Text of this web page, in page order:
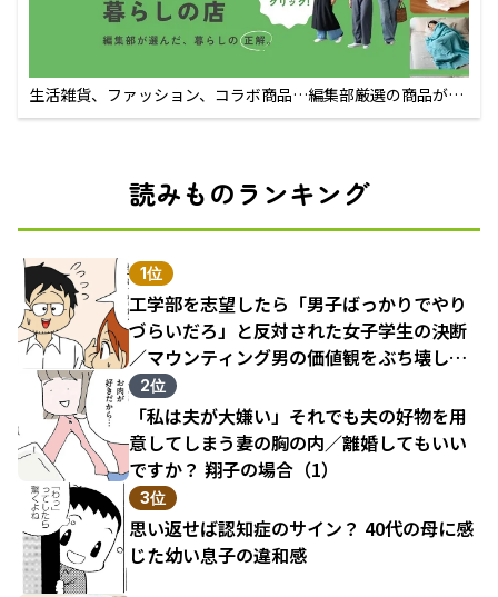
生活雑貨、ファッション、コラボ商品…編集部厳選の商品が買
えるECサイト
読みものランキング
1位
工学部を志望したら「男子ばっかりでやり
づらいだろ」と反対された女子学生の決断
／マウンティング男の価値観をぶち壊した
結果（1）
2位
「私は夫が大嫌い」それでも夫の好物を用
意してしまう妻の胸の内／離婚してもいい
ですか？ 翔子の場合（1）
3位
思い返せば認知症のサイン？ 40代の母に感
じた幼い息子の違和感